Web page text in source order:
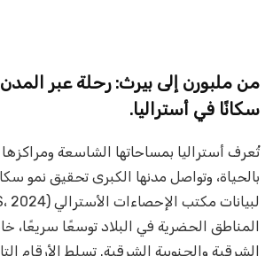
من ملبورن إلى بيرث: رحلة عبر المدن
سكانًا في أستراليا.
تُعرف أستراليا بمساحاتها الشاسعة
بالحياة، وتواصل مدنها الكبرى تحقيق نمو
المناطق الحضرية في البلاد توسعًا سريعًا،
الشرقية والجنوبية الشرقية. تسلط الأرقام